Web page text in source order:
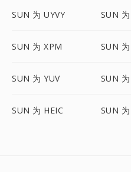
SUN 为 UYVY SUN
SUN 为 XPM SUN
SUN 为 YUV SUN 为
SUN 为 HEIC SUN